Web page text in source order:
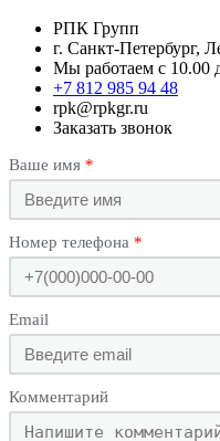
РПК Групп
г. Санкт-Петербург,
Мы работаем с 10.00
+7 812 985 94 48
rpk@rpkgr.ru
Заказать звонок
Ваше имя
Номер телефона
Email
Комментарий